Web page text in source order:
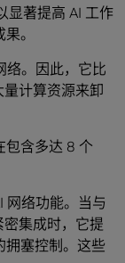
显著提高 AI 工作
。
络。因此，它比
计算资源来卸
包含多达 8 个
网络功能。当与
集成时，它提
拥塞控制。这些